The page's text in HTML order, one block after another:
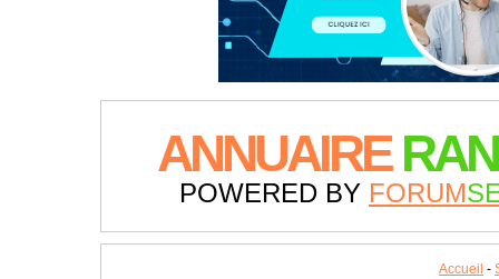
ANNUAIRE
POWERED BY FORUM
Accueil -